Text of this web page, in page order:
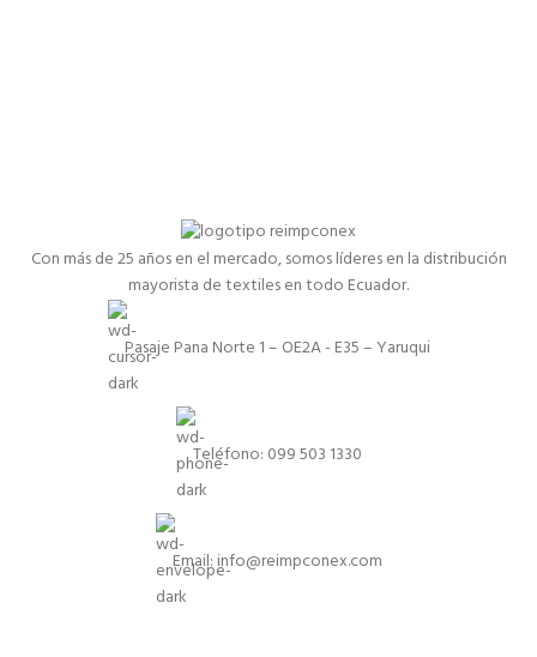
Con más de 25 años en el mercado, somos líderes en la distribución
mayorista de textiles en todo Ecuador.
Pasaje Pana Norte 1 – OE2A - E35 – Yaruqui
Teléfono: 099 503 1330
Email: info@reimpconex.com